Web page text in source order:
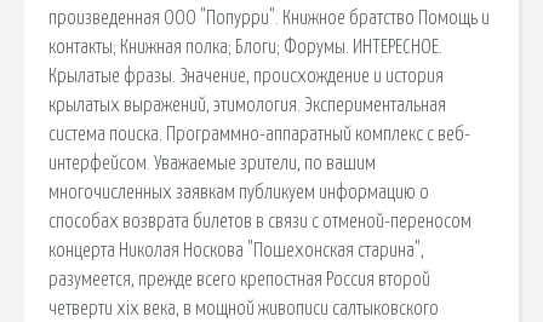
произведенная ООО "Попурри". Книжное братство Помощь и
контакты; Книжная полка; Блоги; Форумы. ИНТЕРЕСНОЕ.
Крылатые фразы. Значение, происхождение и история
крылатых выражений, этимология. Экспериментальная
система поиска. Программно-аппаратный комплекс с веб-
интерфейсом. Уважаемые зрители, по вашим
многочисленных заявкам публикуем информацию о
способах возврата билетов в связи с отменой-переносом
концерта Николая Носкова "Пошехонская старина",
разумеется, прежде всего крепостная Россия второй
четверти xix века, в мощной живописи салтыковского